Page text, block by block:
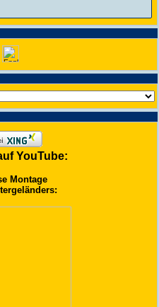
YouTube:
Montage